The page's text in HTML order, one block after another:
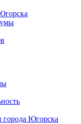
города Югорска